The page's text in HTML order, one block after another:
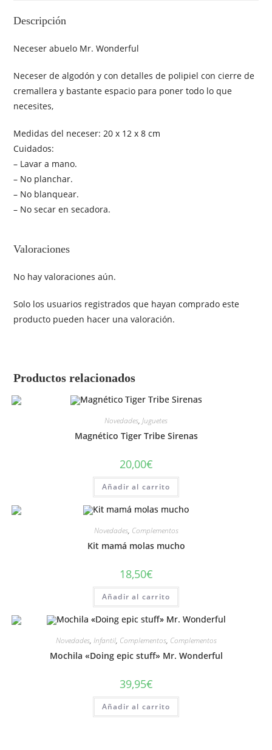
Descripción
Neceser abuelo Mr. Wonderful
Neceser de algodón y con detalles de polipiel con cierre de
cremallera y bastante espacio para poner todo lo que
necesites,
Medidas del neceser: 20 x 12 x 8 cm
Cuidados:
– Lavar a mano.
– No planchar.
– No blanquear.
– No secar en secadora.
Valoraciones
No hay valoraciones aún.
Solo los usuarios registrados que hayan comprado este
producto pueden hacer una valoración.
Productos relacionados
Novedades, Juguetes
Magnético Tiger Tribe Sirenas
20,00€
Añadir al carrito
Novedades, Complementos
Kit mamá molas mucho
18,50€
Añadir al carrito
Novedades, Infantil, Complementos, Complementos
Mochila «Doing epic stuff» Mr. Wonderful
39,95€
Añadir al carrito